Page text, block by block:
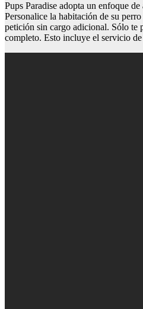
Pups Paradise adopta un enfoque
Personalice la habitación de su
petición sin cargo adicional. Sólo te
completo. Esto incluye el servicio